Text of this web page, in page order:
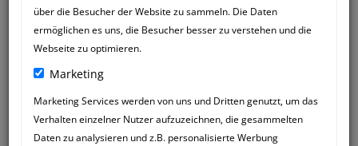
über die Besucher der Website zu sammeln. Die Daten
ermöglichen es uns, die Besucher besser zu verstehen und die
Webseite zu optimieren.
Marketing
Marketing Services werden von uns und Dritten genutzt, um das
Verhalten einzelner Nutzer aufzuzeichnen, die gesammelten
Daten zu analysieren und z.B. personalisierte Werbung
HANS HEIM
guten abend, muss morgen frueh mit